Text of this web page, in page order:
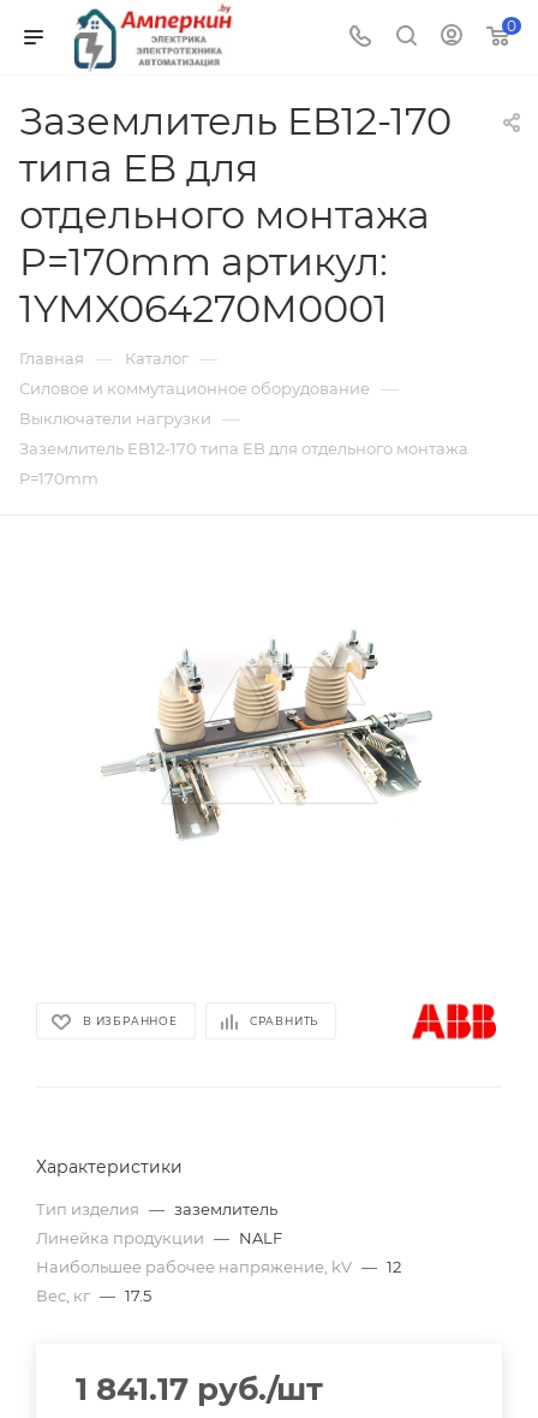
0
Заземлитель EB12-170
типа EB для
отдельного монтажа
P=170mm артикул:
1YMX064270M0001
Главная — Каталог —
Силовое и коммутационное оборудование —
Выключатели нагрузки —
Заземлитель EB12-170 типа EB для отдельного монтажа
P=170mm
В ИЗБРАННОЕ СРАВНИТЬ
Характеристики
Тип изделия — заземлитель
Линейка продукции — NALF
Наибольшее рабочее напряжение, kV — 12
Вес, кг — 17.5
1 841.17 руб./шт